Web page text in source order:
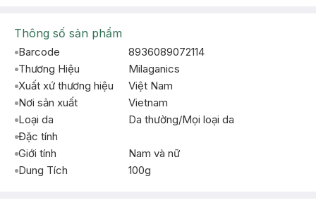
Thông số sản phẩm
Barcode
8936089072114
Thương Hiệu
Milaganics
Xuất xứ thương hiệu
Việt Nam
Nơi sản xuất
Vietnam
Loại da
Da thường/Mọi loại da
Đặc tính
Giới tính
Nam và nữ
Dung Tích
100g